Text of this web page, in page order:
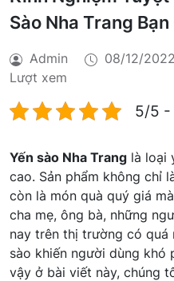
Sào Nha Trang
Admin 08/12/2022
Lượt xem
5/5 -
Yến sào Nha Trang là loại
cao. Sản phẩm không chỉ
còn là món quà quý giá
cha mẹ, ông bà, những
nay trên thị trường có quá
sào khiến người dùng khó
vậy ở bài viết này, chúng